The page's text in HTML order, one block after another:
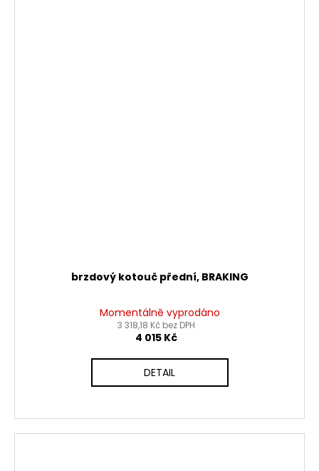
brzdový kotouč přední, BRAKING
Momentálně vyprodáno
3 318,18 Kč bez DPH
4 015 Kč
DETAIL